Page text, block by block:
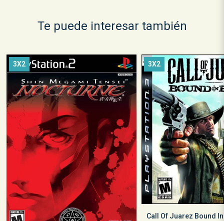
Te puede interesar también
3X2 3X2
Call Of Juarez Bound